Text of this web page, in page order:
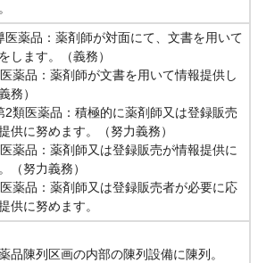
医薬品：薬剤師が対面にて、文書を用いて
します。（義務）
薬品：薬剤師が文書を用いて情報提供し
務）
2類医薬品：積極的に薬剤師又は登録販売
供に努めます。（努力義務）
薬品：薬剤師又は登録販売が情報提供に
（努力義務）
薬品：薬剤師又は登録販売者が必要に応
供に努めます。
品陳列区画の内部の陳列設備に陳列。